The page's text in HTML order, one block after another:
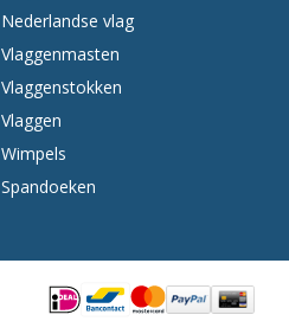
Nederlandse vlag
Vlaggenmasten
Vlaggenstokken
Vlaggen
Wimpels
Spandoeken